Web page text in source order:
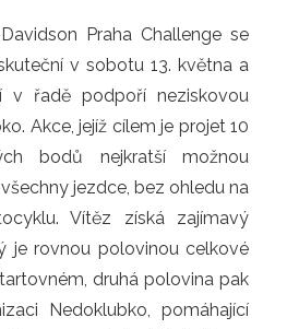
Praha Challenge se
v sobotu 13. května a
řadě podpoří neziskovou
Akce, jejíž cílem je projet 10
bodů nejkratší možnou
jezdce, bez ohledu na
Vítěz získá zajímavý
je rovnou polovinou celkové
druhá polovina pak
Nedoklubko, pomáhající